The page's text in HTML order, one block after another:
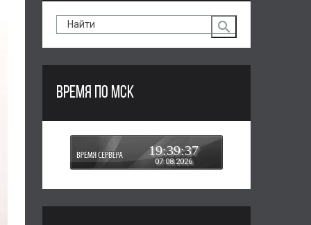
ВРЕМЯ ПО МСК
19:39:37
07.08.2026